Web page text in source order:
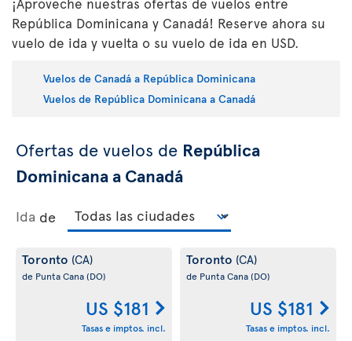
República Dominicana y Canadá! Reserve ahora su
vuelo de ida y vuelta o su vuelo de ida en USD.
Vuelos de Canadá a República Dominicana
Vuelos de República Dominicana a Canadá
Ofertas de vuelos de República
Dominicana a Canadá
Ida de
Toronto (CA)
de Punta Cana(DO)
US $181
Tasas e imptos. incl.
Toronto (CA)
de Punta Cana(DO)
US $181
Tasas e imptos. incl.